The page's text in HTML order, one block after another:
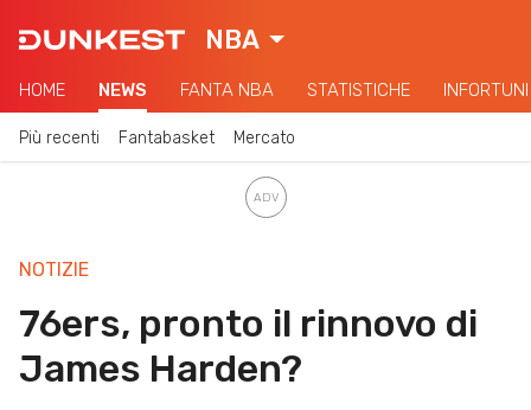
NBA
HOME NEWS FANTA NBA STATISTICHE INFORTUNI
Più recenti Fantabasket Mercato
NOTIZIE
76ers, pronto il rinnovo di
James Harden?